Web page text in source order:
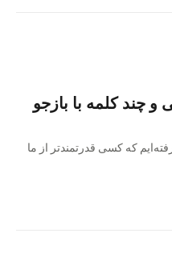
چند کلمه با بازجو
که کسی قدرتمندتر از ما